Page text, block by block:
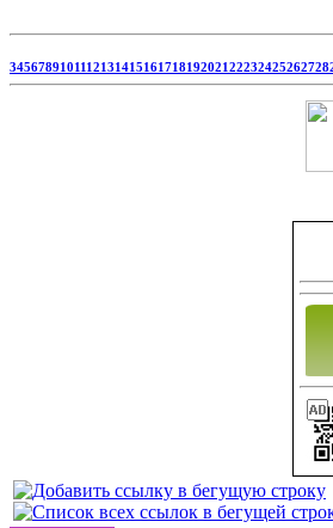
345678910111213141516171819202122232425262728
Сайты для заработка в